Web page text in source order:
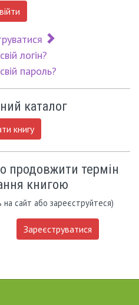
логін?
пароль?
каталог
книгу
продовжити термін
книгою
на сайт або зареєструйтеся)
Зареєструватися